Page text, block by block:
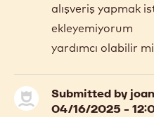
alışveriş yapmak
ekleyemiyorum
yardımcı olabilir
Submitted by
04/16/2025 -